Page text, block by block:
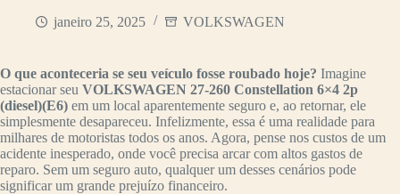
janeiro 25, 2025 VOLKSWAGEN
O que aconteceria se seu veículo fosse roubado hoje? Imagine
estacionar seu VOLKSWAGEN 27-260 Constellation 6×4 2p
(diesel)(E6) em um local aparentemente seguro e, ao retornar, ele
simplesmente desapareceu. Infelizmente, essa é uma realidade para
milhares de motoristas todos os anos. Agora, pense nos custos de um
acidente inesperado, onde você precisa arcar com altos gastos de
reparo. Sem um seguro auto, qualquer um desses cenários pode
significar um grande prejuízo financeiro.